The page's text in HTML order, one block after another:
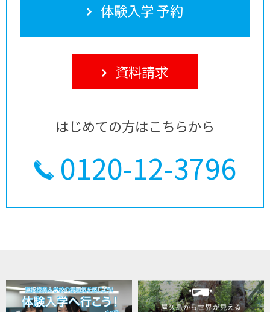
体験入学 予約
資料請求
はじめての方はこちらから
0120-12-3796